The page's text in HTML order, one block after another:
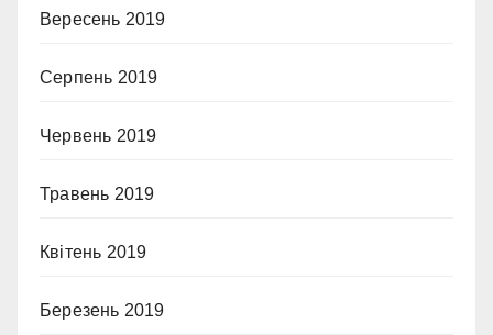
Вересень 2019
Серпень 2019
Червень 2019
Травень 2019
Квітень 2019
Березень 2019